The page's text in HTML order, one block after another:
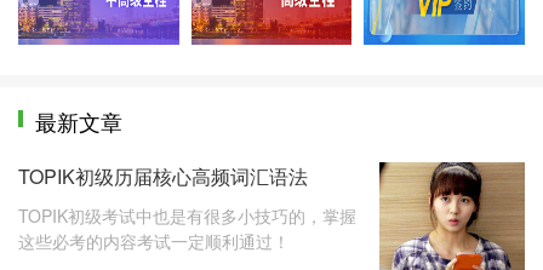
最新文章
TOPIK初级历届核心高频词汇语法
TOPIK初级考试中也是有很多小技巧的，掌握
这些必考的内容考试一定顺利通过！